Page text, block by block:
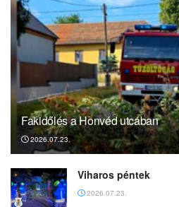
Fakidőlés a Honvéd utcában
2026.07.23.
Viharos péntek
2026.07.23.